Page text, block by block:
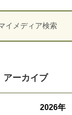
アーカイブ
2026年